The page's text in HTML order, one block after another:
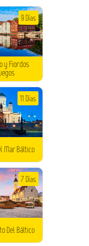
y Fiordos
9 Días
Mar Báltico
11 Días
Del Báltico
7 Días